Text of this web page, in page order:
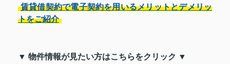
賃貸借契約で電子契約を用いるメリットとデメリッ
トをご紹介
▼ 物件情報が見たい方はこちらをクリック ▼